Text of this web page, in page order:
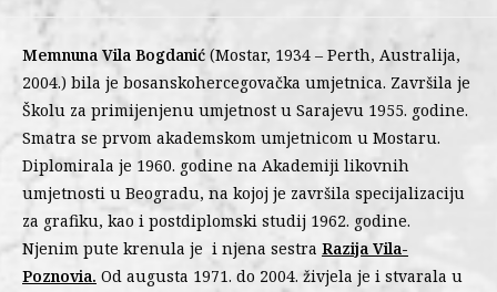
Memnuna Vila Bogdanić (Mostar, 1934 – Perth, Australija,
2004.) bila je bosanskohercegovačka umjetnica. Završila je
Školu za primijenjenu umjetnost u Sarajevu 1955. godine.
Smatra se prvom akademskom umjetnicom u Mostaru.
Diplomirala je 1960. godine na Akademiji likovnih
umjetnosti u Beogradu, na kojoj je završila specijalizaciju
za grafiku, kao i postdiplomski studij 1962. godine.
Njenim pute krenula je i njena sestra Razija Vila-
Poznovia. Od augusta 1971. do 2004. živjela je i stvarala u